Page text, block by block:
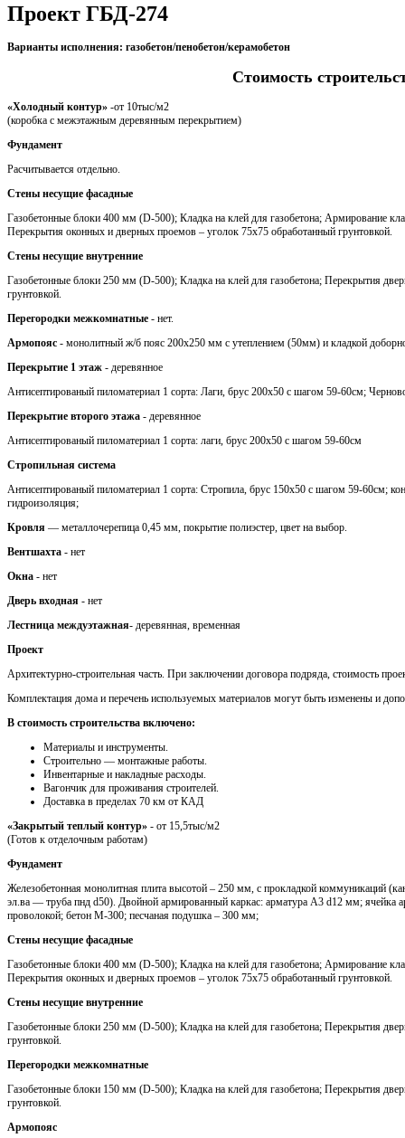
Проект ГБД-274
Варианты исполнения: газобетон/пенобетон/керамобетон
Стоимость
«Холодный контур» -от 10тыс/м2
(коробка с межэтажным деревянным перекрытием)
Фундамент
Расчитывается отдельно.
Стены несущие фасадные
Газобетонные блоки 400 мм (D-500); Кладка на клей для газобетона; Армирование
Перекрытия оконных и дверных проемов – уголок 75х75 обработанный грунтовкой.
Стены несущие внутренние
Газобетонные блоки 250 мм (D-500); Кладка на клей для газобетона; Перекрытия
грунтовкой.
Перегородки межкомнатные - нет.
Армопояс - монолитный ж/б пояс 200х250 мм с утеплением (50мм) и кладкой
Перекрытие 1 этаж - деревянное
Антисептированый пиломатериал 1 сорта: Лаги, брус 200х50 с шагом 59-60см;
Перекрытие второго этажа - деревянное
Антисептированый пиломатериал 1 сорта: лаги, брус 200х50 с шагом 59-60см
Стропильная система
Антисептированый пиломатериал 1 сорта: Стропила, брус 150х50 с шагом 59-60см;
гидроизоляция;
Кровля — металлочерепица 0,45 мм, покрытие полиэстер, цвет на выбор.
Вентшахта - нет
Окна - нет
Дверь входная - нет
Лестница междуэтажная- деревянная, временная
Проект
Архитектурно-строительная часть. При заключении договора подряда, стоимость
Комплектация дома и перечень используемых материалов могут быть изменены и
В стоимость строительства включено:
Материалы и инструменты.
Cтроительно — монтажные работы.
Инвентарные и накладные расходы.
Вагончик для проживания строителей.
Доставка в пределах 70 км от КАД
«Закрытый теплый контур» - от 15,5тыс/м2
(Готов к отделочным работам)
Фундамент
Железобетонная монолитная плита высотой – 250 мм, с прокладкой коммуникаций
эл.ва — труба пнд d50). Двойной армированный каркас: арматура A3 d12 мм; ячейка
проволокой; бетон М-300; песчаная подушка – 300 мм;
Стены несущие фасадные
Газобетонные блоки 400 мм (D-500); Кладка на клей для газобетона; Армирование
Перекрытия оконных и дверных проемов – уголок 75х75 обработанный грунтовкой.
Стены несущие внутренние
Газобетонные блоки 250 мм (D-500); Кладка на клей для газобетона; Перекрытия
грунтовкой.
Перегородки межкомнатные
Газобетонные блоки 150 мм (D-500); Кладка на клей для газобетона; Перекрытия
грунтовкой.
Армопояс